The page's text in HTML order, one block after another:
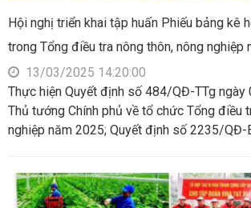
Hội nghị triển khai tập huấn Phiếu bảng kê
trong Tổng điều tra nông thôn, nông nghiệp
13/03/2025 14:20:00
Thực hiện Quyết định số 484/QĐ-TTg
Thủ tướng Chính phủ về tổ chức Tổng điều
nghiệp năm 2025; Quyết định số 2235/QĐ-
Phương án Tổng điều tra nông thôn, nông